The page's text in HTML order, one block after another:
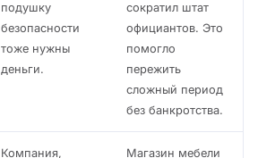
подушку
безопасности
тоже нужны
деньги.
сократил штат
официантов. Это
помогло
пережить
сложный период
без банкротства.
Компания,
Магазин мебели